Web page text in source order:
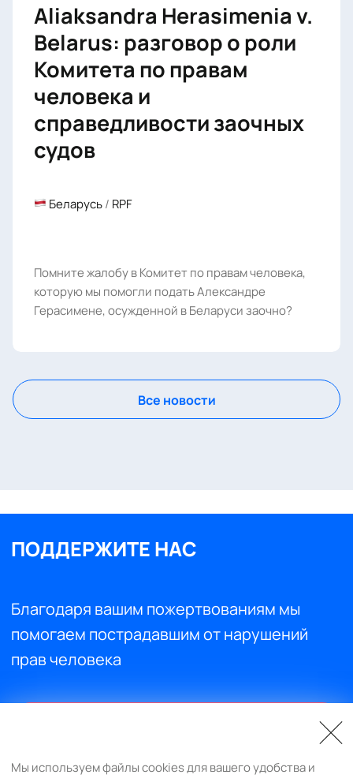
Aliaksandra Herasimenia v.
Belarus: разговор о роли
Комитета по правам
человека и
справедливости заочных
судов
Беларусь/ RPF
Помните жалобу в Комитет по правам человека,
которую мы помогли подать Александре
Герасимене, осужденной в Беларуси заочно?
Все новости
ПОДДЕРЖИТЕ НАС
Благодаря вашим пожертвованиям мы
помогаем пострадавшим от нарушений
прав человека
Мы используем файлы cookies для вашего удобства и